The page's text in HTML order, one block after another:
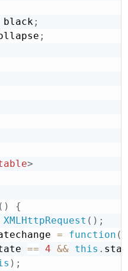
;
;
>
( )
{
XMLHttpRequest ( ) ;
= function (
== 4 && this .
) ;